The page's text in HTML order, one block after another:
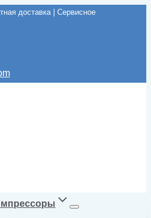
доставка | Сервисное